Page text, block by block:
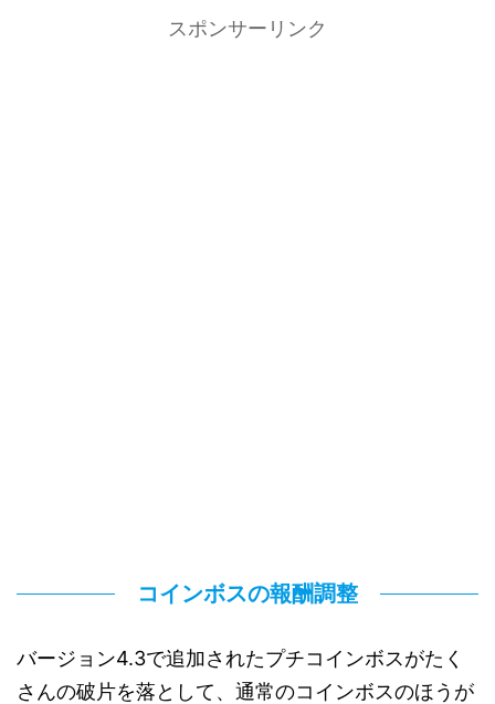
スポンサーリンク
コインボスの報酬調整
バージョン4.3で追加されたプチコインボスがたく
さんの破片を落として、通常のコインボスのほうが